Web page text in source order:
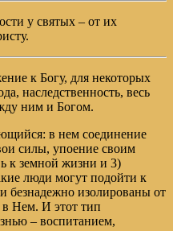
у святых – от их
к Богу, для некоторых
наследственность, весь
ним и Богом.
в нем соединение
силы, упоение своим
к земной жизни и 3)
люди могут подойти к
безнадежно изолированы от
Нем. И этот тип
– воспитанием,